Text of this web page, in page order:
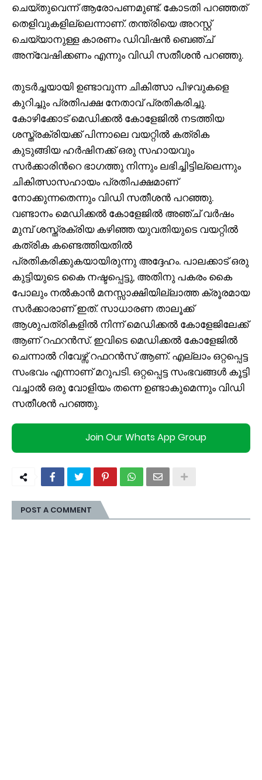
ചെയ്തുവെന്ന് ആരോപണമുണ്ട്. കോടതി പറഞ്ഞത്
തെളിവുകളില്ലെന്നാണ്. തന്ത്രിയെ അറസ്റ്റ്
ചെയ്യാനുള്ള കാരണം ഡിവിഷൻ ബെഞ്ച്
അന്വേഷിക്കണം എന്നും വിഡി സതീശൻ പറഞ്ഞു.
തുടർച്ചയായി ഉണ്ടാവുന്ന ചികിത്സാ പിഴവുകളെ
കുറിച്ചും പ്രതിപക്ഷ നേതാവ് പ്രതികരിച്ചു.
കോഴിക്കോട് മെഡിക്കൽ കോളേജിൽ നടത്തിയ
ശസ്ത്രക്രിയക്ക് പിന്നാലെ വയറ്റിൽ കത്രിക
കുടുങ്ങിയ ഹർഷിനക്ക് ഒരു സഹായവും
സർക്കാരിന്‍റെ ഭാഗത്തു നിന്നും ലഭിച്ചിട്ടില്ലെന്നും
ചികിത്സാസഹായം പ്രതിപക്ഷമാണ്
നോക്കുന്നതെന്നും വിഡി സതീശൻ പറഞ്ഞു.
വണ്ടാനം മെ‍ഡിക്കല്‍ കോളേജില്‍ അഞ്ച് വർഷം
മുമ്പ് ശസ്ത്രക്രിയ കഴിഞ്ഞ യുവതിയുടെ വയറ്റില്‍
കത്രിക കണ്ടെത്തിയതില്‍
പ്രതികരിക്കുകയായിരുന്നു അദ്ദേഹം. പാലക്കാട് ഒരു
കുട്ടിയുടെ കൈ നഷ്ടപ്പെട്ടു, അതിനു പകരം കൈ
പോലും നൽകാൻ മനസ്സാക്ഷിയില്ലാത്ത ക്രൂരമായ
സർക്കാരാണ് ഇത്. സാധാരണ താലൂക്ക്
ആശുപത്രികളിൽ നിന്ന് മെഡിക്കൽ കോളേജിലേക്ക്
ആണ് റഫറൻസ്. ഇവിടെ മെഡിക്കൽ കോളേജിൽ
ചെന്നാൽ റിവേഴ്സ് റഫറൻസ് ആണ്. എല്ലാം ഒറ്റപ്പെട്ട
സംഭവം എന്നാണ് മറുപടി. ഒറ്റപ്പെട്ട സംഭവങ്ങൾ കൂട്ടി
വച്ചാൽ ഒരു വോളിയം തന്നെ ഉണ്ടാകുമെന്നും വിഡി
സതീശൻ പറഞ്ഞു.
Join Our Whats App Group
POST A COMMENT